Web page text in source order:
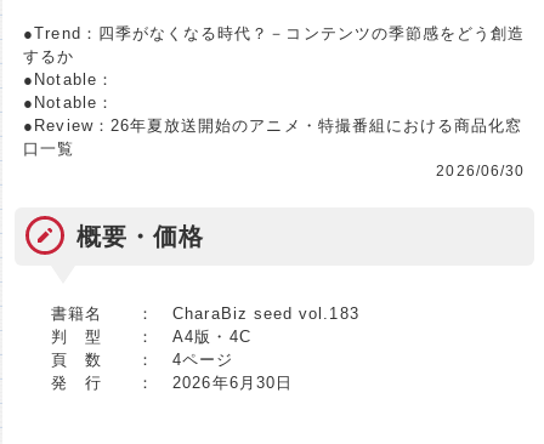
●Trend：四季がなくなる時代？－コンテンツの季節感をどう創造
するか
●Notable：
●Notable：
●Review：26年夏放送開始のアニメ・特撮番組における商品化窓
口一覧
2026/06/30
概要・価格
書籍名 ：
CharaBiz seed vol.183
判 型 ：
A4版・4C
頁 数 ：
4ページ
発 行 ：
2026年6月30日